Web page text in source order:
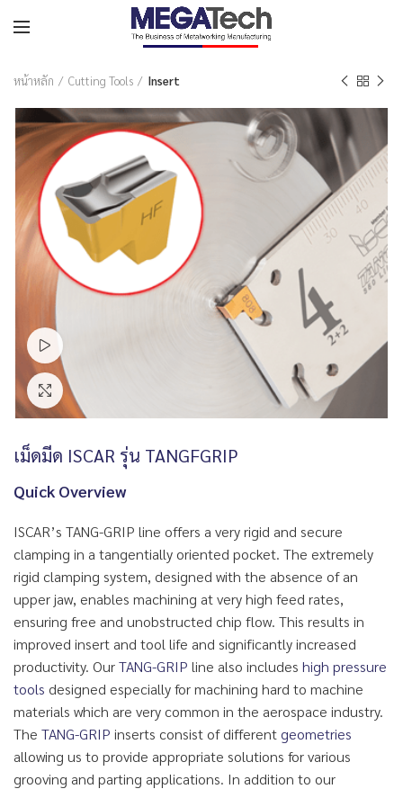
หน้าหลัก Cutting Tools Insert
Click to enlarge
เม็ดมีด ISCAR รุ่น TANGFGRIP
Quick Overview
ISCAR’s TANG-GRIP line offers a very rigid and secure
clamping in a tangentially oriented pocket. The extremely
rigid clamping system, designed with the absence of an
upper jaw, enables machining at very high feed rates,
ensuring free and unobstructed chip flow. This results in
improved insert and tool life and significantly increased
productivity. OurTANG-GRIP line also includes high pressure
tools designed especially for machining hard to machine
materials which are very common in the aerospace industry.
The TANG-GRIP inserts consist of different geometries
allowing us to provide appropriate solutions for various
grooving and parting applications. In addition to our